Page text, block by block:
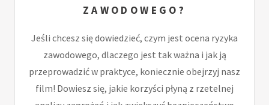
ZAWODOWEGO?
Jeśli chcesz się dowiedzieć, czym jest ocena ryzyka
zawodowego, dlaczego jest tak ważna i jak ją
przeprowadzić w praktyce, koniecznie obejrzyj nasz
film! Dowiesz się, jakie korzyści płyną z rzetelnej